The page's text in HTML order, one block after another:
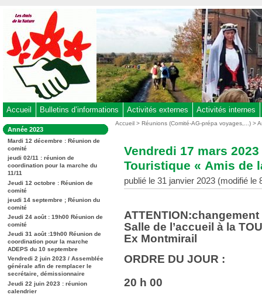
au
contenu
-
Aller
au
menu
-
à
la
recherche
Accueil Bulletins d’informations Activités externes Activités internes
Dans
la
rubrique
:
Année 2023
Mardi 12 décembre : Réunion de
comité
jeudi 02/11 : réunion de
coordination pour la marche du
11/11
Jeudi 12 octobre : Réunion de
comité
jeudi 14 septembre ; Réunion du
comité
Jeudi 24 août : 19h00 Réunion de
comité
Jeudi 31 août :19h00 Réunion de
coordination pour la marche
ADEPS du 10 septembre
Vendredi 2 juin 2023 / Assemblée
générale afin de remplacer le
secrétaire, démissionnaire
Jeudi 22 juin 2023 : réunion
calendrier
Vous
Accueil >Réunions (Comité-AG-prépa voyages,...) >
Vendredi 17 mars
Touristique « Amis de
publié le 31 janvier 2023 (modifié le
Salle de l’accueil à la
Ex Montmirail
ORDRE DU JOUR :
20 h 00